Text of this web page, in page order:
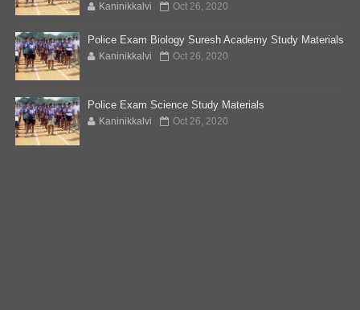
Kaninikkalvi Oct 26, 2020
Police Exam Biology Suresh Academy Study Materials
Kaninikkalvi Oct 26, 2020
Police Exam Science Study Materials
Kaninikkalvi Oct 26, 2020